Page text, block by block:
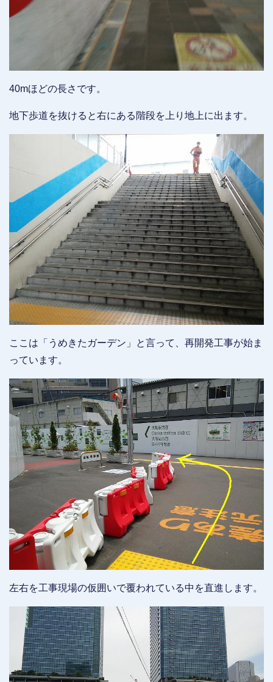
40mほどの長さです。
地下歩道を抜けると右にある階段を上り地上に出ます。
ここは「うめきたガーデン」と言って、再開発工事が始ま
っています。
左右を工事現場の仮囲いで覆われている中を直進します。